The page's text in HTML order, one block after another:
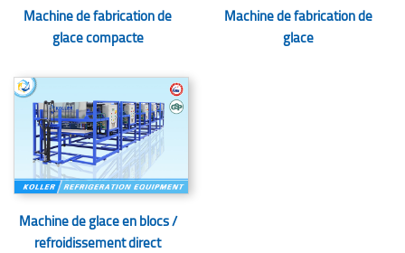
Machine de fabrication de
glace compacte
Machine de fabrication de
glace
Machine de glace en blocs /
refroidissement direct